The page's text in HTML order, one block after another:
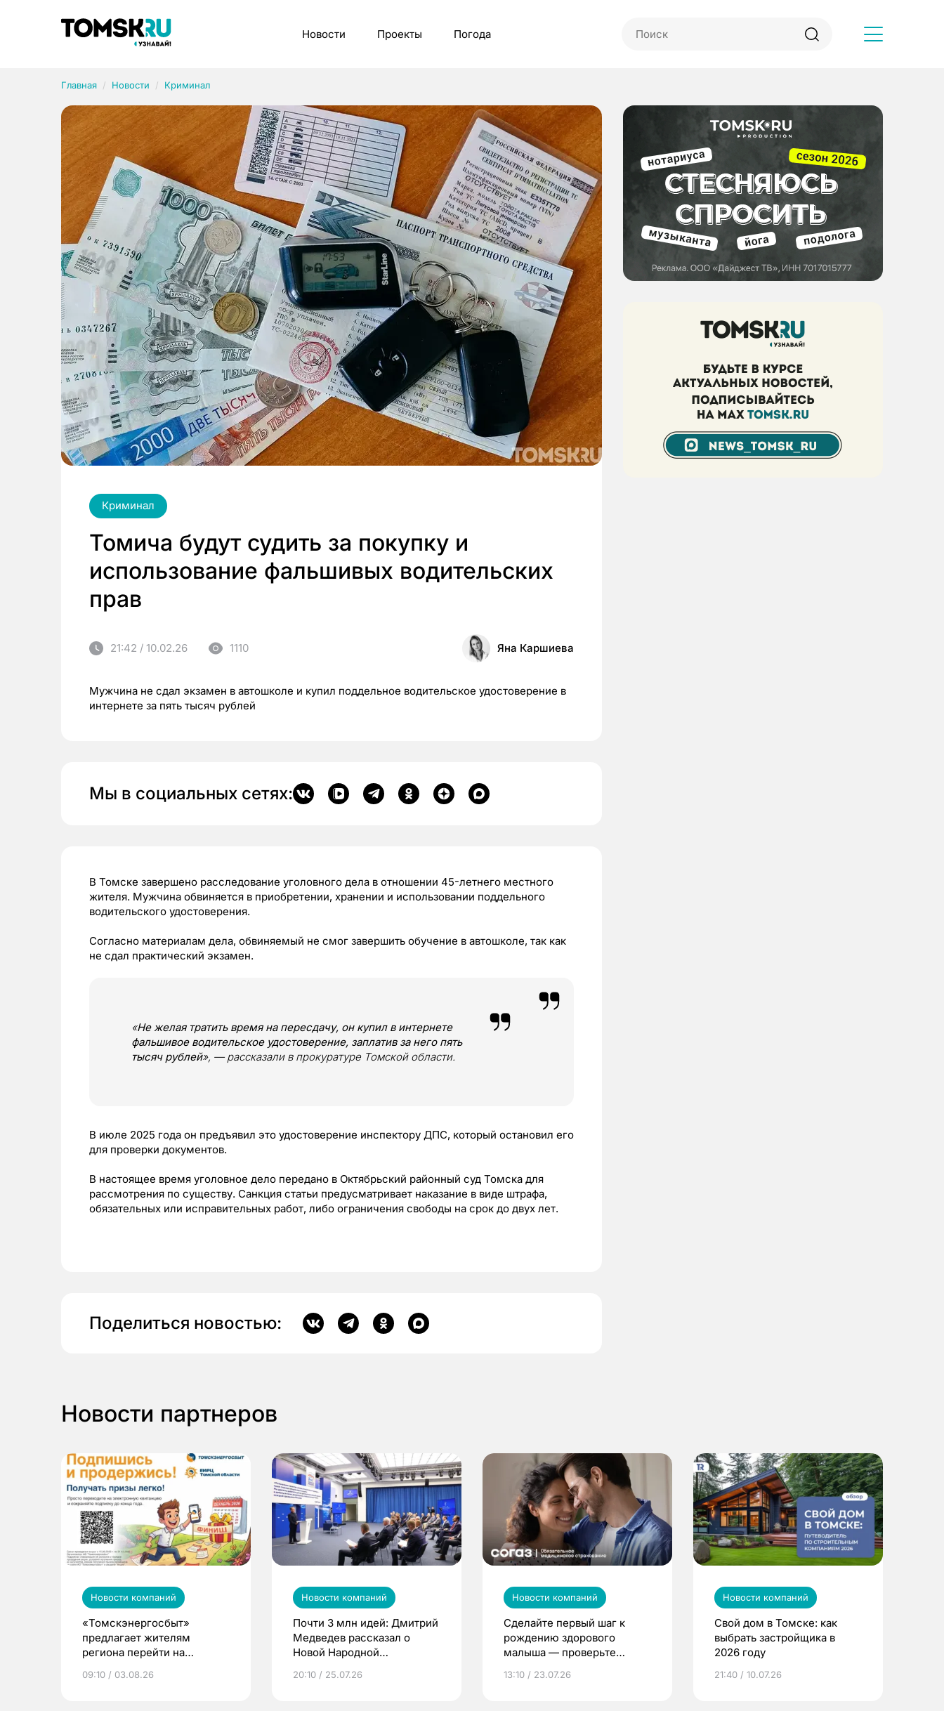
Новости Проекты Погода
Главная Новости Криминал
Криминал
Томича будут судить за покупку и
использование фальшивых водительских
прав
21:42 / 10.02.26 1110 Яна Каршиева
Мужчина не сдал экзамен в автошколе и купил поддельное водительское удостоверение в
интернете за пять тысяч рублей
Мы в социальных сетях:
В Томске завершено расследование уголовного дела в отношении 45-летнего местного
жителя. Мужчина обвиняется в приобретении, хранении и использовании поддельного
водительского удостоверения.
Согласно материалам дела, обвиняемый не смог завершить обучение в автошколе, так как
не сдал практический экзамен.
«Не желая тратить время на пересдачу, он купил в интернете
фальшивое водительское удостоверение, заплатив за него пять
тысяч рублей», — рассказали в прокуратуре Томской области.
В июле 2025 года он предъявил это удостоверение инспектору ДПС, который остановил его
для проверки документов.
В настоящее время уголовное дело передано в Октябрьский районный суд Томска для
рассмотрения по существу. Санкция статьи предусматривает наказание в виде штрафа,
обязательных или исправительных работ, либо ограничения свободы на срок до двух лет.
Поделиться новостью:
Новости партнеров
Новости компаний
«Томскэнергосбыт»
предлагает жителям
региона перейти на
выиграть призы
09:10 / 03.08.26
Новости компаний
Почти 3 млн идей: Дмитрий
Медведев рассказал о
Новой Народной
20:10 / 25.07.26
Новости компаний
Сделайте первый шаг к
рождению здорового
малыша — проверьте
по ОМС!
13:10 / 23.07.26
Новости компаний
Свой дом в Томске: как
выбрать застройщика в
2026 году
21:40 / 10.07.26
Рубрики